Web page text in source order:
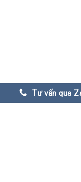
Tư vấn qua